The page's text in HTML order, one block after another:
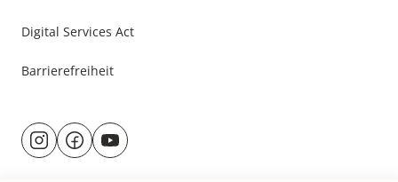
Digital Services Act
Barrierefreiheit
Besuche
uns@rund.ums.baby
facebook.com/rundumsbaby.de
youtube.com/@rundumsbaby_